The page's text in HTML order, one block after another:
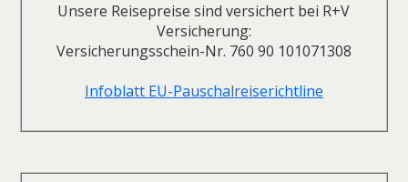
Unsere Reisepreise sind versichert bei R+V
Versicherung:
Versicherungsschein-Nr. 760 90 101071308
Infoblatt EU-Pauschalreiserichtline